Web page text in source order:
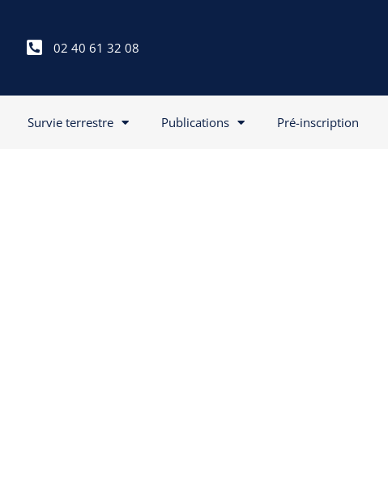
02 40 61 32 08
Survie terrestre Publications Pré-inscription